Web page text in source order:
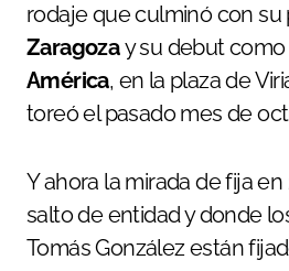
rodaje que culminó con
Zaragozay su debut
América, en la plaza de
toreó el pasado mes de
Y ahora la mirada de fija
salto de entidad y donde
Tomás González están